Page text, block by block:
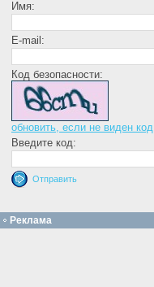
Имя:
E-mail:
Код безопасности:
обновить, если не виден код
Введите код:
Реклама